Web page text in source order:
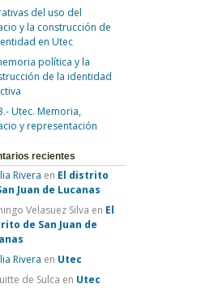
del uso del
y la construcción de
en Utec
política y la
de la identidad
Utec. Memoria,
y representación
recientes
Rivera en El distrito
Juan de Lucanas
Velasuez Silva en El
de San Juan de
Rivera en Utec
de Sulca en Utec